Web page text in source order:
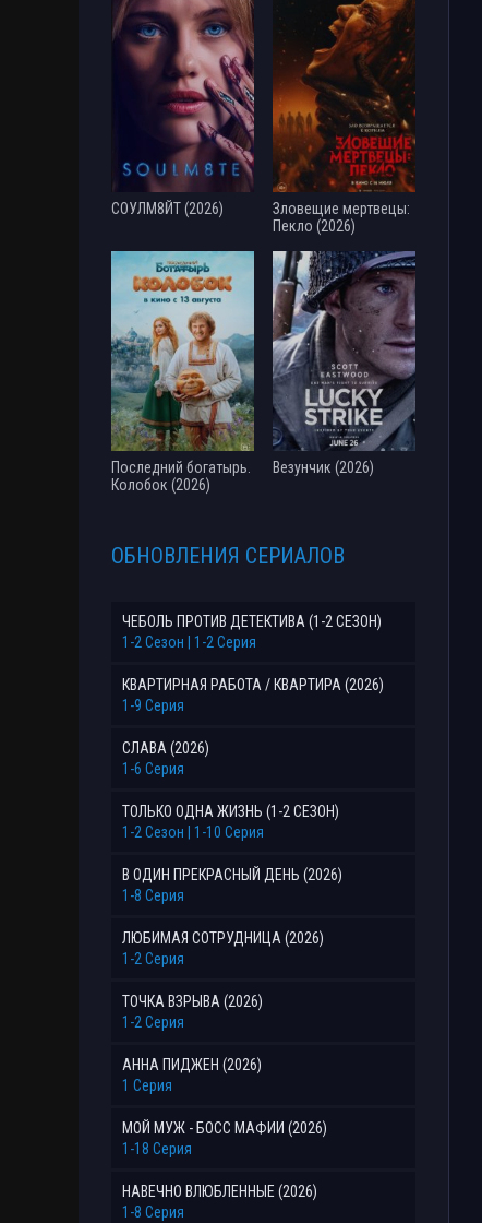
СОУЛМ8ЙТ (2026)
Зловещие мертвецы:
Пекло (2026)
Последний богатырь.
Колобок (2026)
Везунчик (2026)
ОБНОВЛЕНИЯ СЕРИАЛОВ
ЧЕБОЛЬ ПРОТИВ ДЕТЕКТИВА (1-2 СЕЗОН)
1-2 Сезон | 1-2 Серия
КВАРТИРНАЯ РАБОТА / КВАРТИРА (2026)
1-9 Серия
СЛАВА (2026)
1-6 Серия
ТОЛЬКО ОДНА ЖИЗНЬ (1-2 СЕЗОН)
1-2 Сезон | 1-10 Серия
В ОДИН ПРЕКРАСНЫЙ ДЕНЬ (2026)
1-8 Серия
ЛЮБИМАЯ СОТРУДНИЦА (2026)
1-2 Серия
ТОЧКА ВЗРЫВА (2026)
1-2 Серия
АННА ПИДЖЕН (2026)
1 Серия
МОЙ МУЖ - БОСС МАФИИ (2026)
1-18 Серия
НАВЕЧНО ВЛЮБЛЕННЫЕ (2026)
1-8 Серия